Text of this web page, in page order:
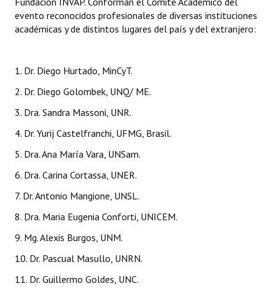
evento reconocidos profesionales de diversas instituciones
académicas y de distintos lugares del país y del extranjero:
1. Dr. Diego Hurtado, MinCyT.
2. Dr. Diego Golombek, UNQ/ ME.
3. Dra. Sandra Massoni, UNR.
4. Dr. Yurij Castelfranchi, UFMG, Brasil.
5. Dra. Ana María Vara, UNSam.
6. Dra. Carina Cortassa, UNER.
7. Dr. Antonio Mangione, UNSL.
8. Dra. Maria Eugenia Conforti, UNICEM.
9. Mg. Alexis Burgos, UNM.
10. Dr. Pascual Masullo, UNRN.
11. Dr. Guillermo Goldes, UNC.